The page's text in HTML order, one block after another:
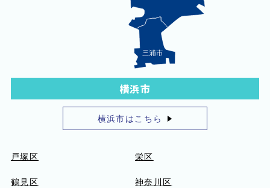
横浜市
横浜市はこちら
戸塚区 栄区
鶴見区 神奈川区